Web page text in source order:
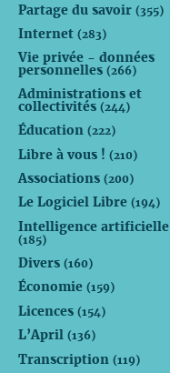
Partage du savoir (355)
Internet (283)
Vie privée - données
personnelles (266)
Administrations et
collectivités (244)
Éducation (222)
Libre à vous ! (210)
Associations (200)
Le Logiciel Libre (194)
Intelligence artificielle
(185)
Divers (160)
Économie (159)
Licences (154)
L’April (136)
Transcription (119)